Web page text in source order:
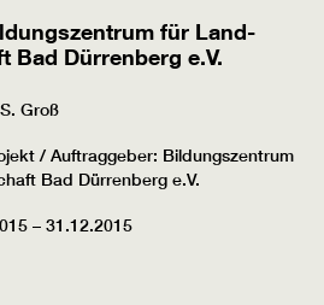
für Land-
Bad Dürrenberg e.V.
Groß
/ Auftraggeber: Bildungszentrum
Bad Dürrenberg e.V.
– 31.12.2015